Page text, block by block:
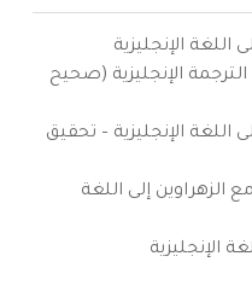
اللغة الإنجليزية
الإنجليزية (صحيح
اللغة الإنجليزية – تحقيق
الزهراوين إلى اللغة
الإنجليزية